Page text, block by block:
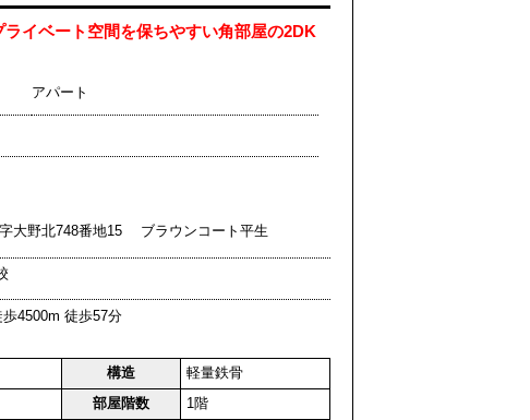
イベート空間を保ちやすい角部屋の2DK
アパート
大野北748番地15 ブラウンコート平生
歩4500m 徒歩57分
構造
軽量鉄骨
部屋階数
1階